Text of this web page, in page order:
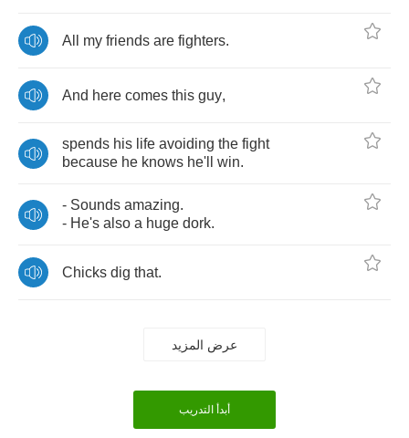
All my friends are fighters.
And here comes this guy,
spends his life avoiding the fight
because he knows he'll win.
- Sounds amazing.
- He's also a huge dork.
Chicks dig that.
عرض المزيد
أبدأ التدريب